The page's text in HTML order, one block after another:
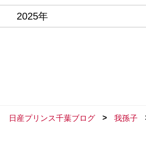
2025年
日産プリンス千葉ブログ > 我孫子